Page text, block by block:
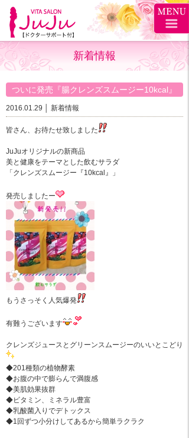
新着情報
ついに発売『腸クレンズスムージー10kcal』
2016.01.29 │ 新着情報
皆さん、お待たせ致しました
JuJuオリジナルの新商品
美と健康をテーマとした飲むサラダ
「クレンズスムージー『10kcal』」
発売しましたー
もうさっそく人気爆発
有難うございます
クレンズジュースとグリーンスムージーのいいとこどり
◆201種類の植物酵素
◆お腹の中で膨らんで満腹感
◆美肌効果抜群
◆ビタミン、ミネラル豊富
◆乳酸菌入りでデトックス
◆1回ずつ小分けしてあるから簡単ラクラク